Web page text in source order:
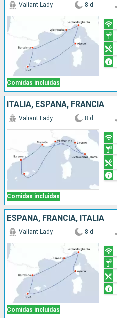
Comidas incluidas
Valiant Lady 8 d
ITALIA, ESPAÑA, FRANCIA
Comidas incluidas
Valiant Lady 8 d
ESPAÑA, FRANCIA, ITALIA
Comidas incluidas
Valiant Lady 8 d